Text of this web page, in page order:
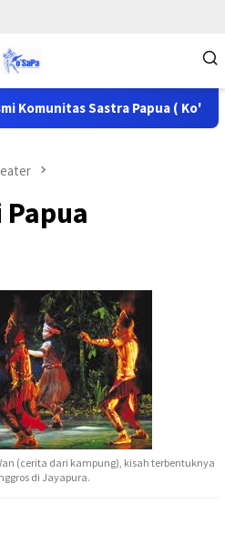
Sastra Papua ( Ko'Sapa
(cerita dari kampung), kisah terbentuknya
di Jayapura.